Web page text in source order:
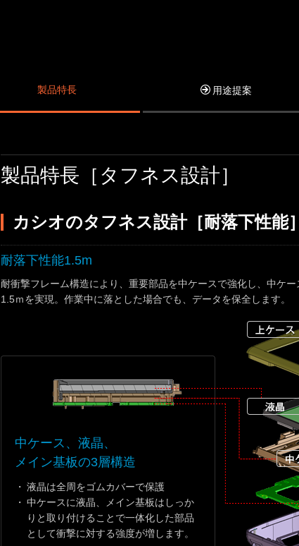
製品特長 用途提案
製品特長［タフネス設計］
カシオのタフネス設計［耐落下性能
耐落下性能1.5m
耐衝撃フレーム構造により、重要部品を中ケースで強化し、中ケ
1.5ｍを実現。作業中に落とした場合でも、データを保全します。
中ケース、液晶、
メイン基板の3層構造
・ 液晶は全周をゴムカバーで保護
・ 中ケースに液晶、メイン基板はしっか
りと取り付けることで一体化した部品
として衝撃に対する強度が増します。